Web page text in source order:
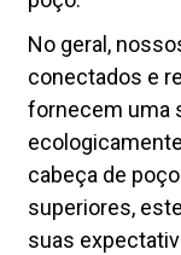
No geral,
conectados e
fornecem uma
cabeça de
superiores,
suas